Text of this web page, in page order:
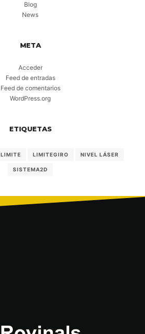
Blog
News
META
Acceder
Feed de entradas
Feed de comentarios
WordPress.org
ETIQUETAS
LIMITE LIMITEGIRO NIVEL LÁSER
SISTEMA2D